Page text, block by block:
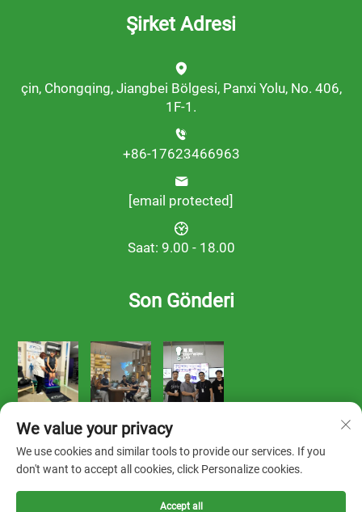
Şirket Adresi
çin, Chongqing, Jiangbei Bölgesi, Panxi Yolu, No. 406,
1F-1.
+86-17623466963
[email protected]
Saat: 9.00 - 18.00
Son Gönderi
Telif hakkı © 2025 FOOTWORK LAB tarafından sahiplenilmiştir
We value your privacy
We use cookies and similar tools to provide our services. If you
don't want to accept all cookies, click Personalize cookies.
Accept all